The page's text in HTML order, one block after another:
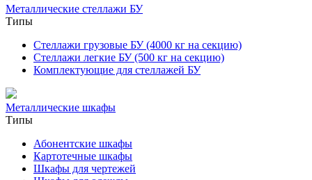
Металлические стеллажи БУ
Типы
Стеллажи грузовые БУ (4000 кг на секцию)
Стеллажи легкие БУ (500 кг на секцию)
Комплектующие для стеллажей БУ
Металлические шкафы
Типы
Абонентские шкафы
Картотечные шкафы
Шкафы для чертежей